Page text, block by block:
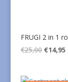
FRUGI 2 in 1
€25,00 €14,95